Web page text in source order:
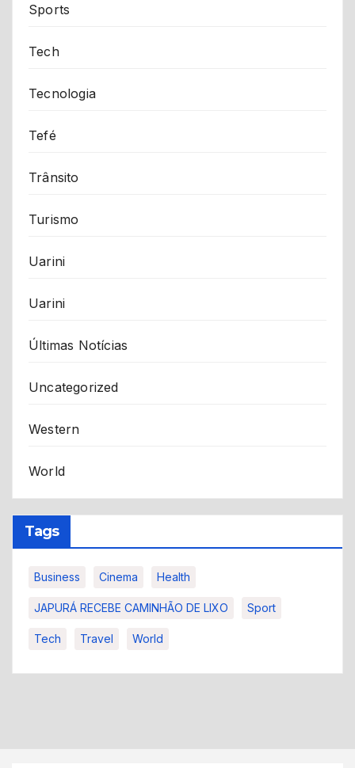
Sports
Tech
Tecnologia
Tefé
Trânsito
Turismo
Uarini
Uarini
Últimas Notícias
Uncategorized
Western
World
Tags
Business Cinema Health
JAPURÁ RECEBE CAMINHÃO DE LIXO Sport
Tech Travel World